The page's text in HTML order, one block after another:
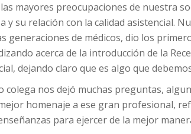
mayores preocupaciones de nuestra
y su relación con la calidad asistencial.
generaciones de médicos, dio los
acerca de la introducción de la
dejando claro que es algo que
colega nos dejó muchas preguntas,
homenaje a ese gran profesional,
para ejercer de la mejor